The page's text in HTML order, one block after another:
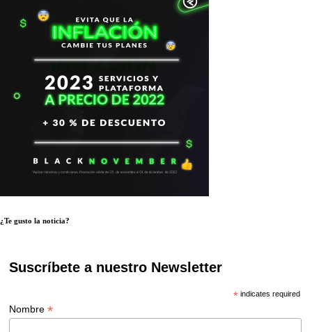
¿Te gusto la noticia?
Suscríbete a nuestro Newsletter
*indicates required
Nombre*